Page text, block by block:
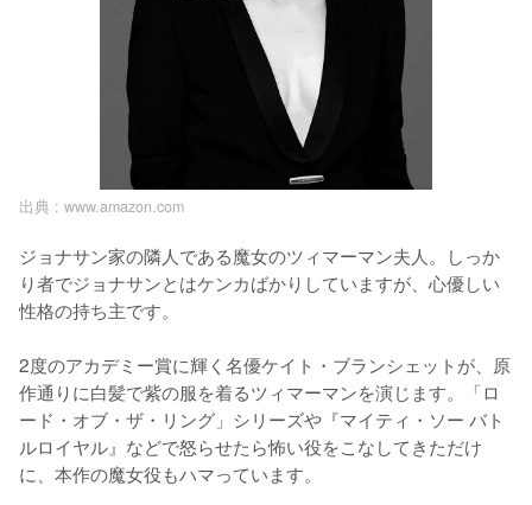
出典 : www.amazon.com
ジョナサン家の隣人である魔女のツィマーマン夫人。しっか
り者でジョナサンとはケンカばかりしていますが、心優しい
性格の持ち主です。
2度のアカデミー賞に輝く名優ケイト・ブランシェットが、原
作通りに白髪で紫の服を着るツィマーマンを演じます。「ロ
ード・オブ・ザ・リング」シリーズや『マイティ・ソー バト
ルロイヤル』などで怒らせたら怖い役をこなしてきただけ
に、本作の魔女役もハマっています。